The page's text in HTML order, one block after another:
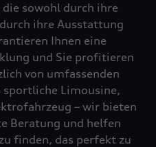
sowohl durch ihre
ihre Ausstattung
Ihnen eine
und Sie profitieren
von umfassenden
sportliche Limousine,
– wir bieten
Beratung und helfen
finden, das perfekt zu